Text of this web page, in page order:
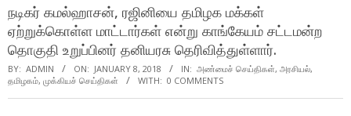
நடிகர் கமல்ஹாசன், ரஜினியை தமிழக மக்கள்
ஏற்றுக்கொள்ள மாட்டார்கள் என்று காங்கேயம் சட்டமன்ற
தொகுதி உறுப்பினர் தனியரசு தெரிவித்துள்ளார்.
BY: ADMIN ON: JANUARY 8, 2018 IN: அண்மைச் செய்திகள், அரசியல்,
தமிழகம், முக்கியச் செய்திகள் WITH: 0 COMMENTS